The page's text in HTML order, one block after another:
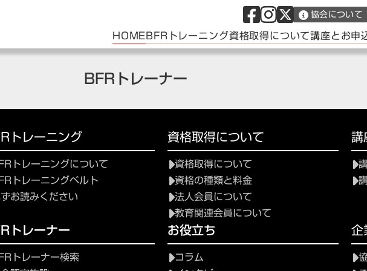
協会について
HOMEBFRトレーニング資格取得について講座とお申
BFRトレーナー
トレーニング
トレーニングについて
トレーニングベルト
お読みください
資格取得について
資格取得について
資格の種類と料金
法人会員について
教育関連会員について
トレーナー
トレーナー検索
お役立ち
コラム